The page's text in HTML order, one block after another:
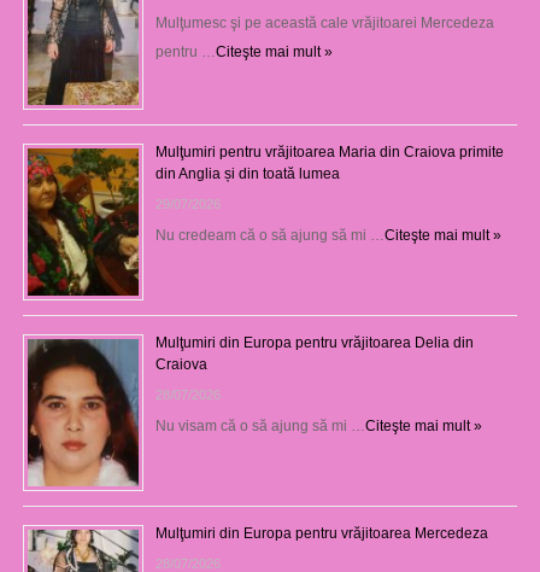
Mulţumesc şi pe această cale vrăjitoarei Mercedeza
pentru … Citeşte mai mult »
Mulţumiri pentru vrăjitoarea Maria din Craiova primite
din Anglia și din toată lumea
29/07/2026
Nu credeam că o să ajung să mi … Citeşte mai mult »
Mulţumiri din Europa pentru vrăjitoarea Delia din
Craiova
28/07/2026
Nu visam că o să ajung să mi … Citeşte mai mult »
Mulţumiri din Europa pentru vrăjitoarea Mercedeza
28/07/2026